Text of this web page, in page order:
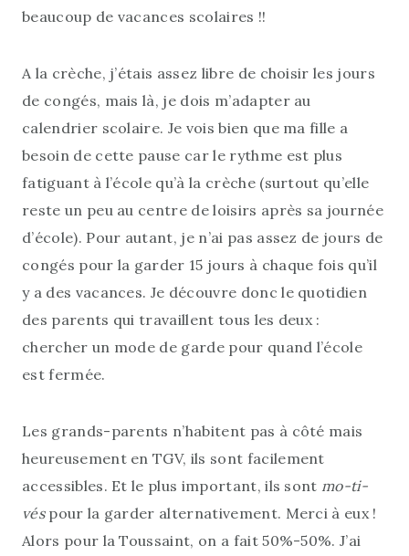
beaucoup de vacances scolaires !!
A la crèche, j’étais assez libre de choisir les jours
de congés, mais là, je dois m’adapter au
calendrier scolaire. Je vois bien que ma fille a
besoin de cette pause car le rythme est plus
fatiguant à l’école qu’à la crèche (surtout qu’elle
reste un peu au centre de loisirs après sa journée
d’école). Pour autant, je n’ai pas assez de jours de
congés pour la garder 15 jours à chaque fois qu’il
y a des vacances. Je découvre donc le quotidien
des parents qui travaillent tous les deux :
chercher un mode de garde pour quand l’école
est fermée.
Les grands-parents n’habitent pas à côté mais
heureusement en TGV, ils sont facilement
accessibles. Et le plus important, ils sont mo-ti-
véspour la garder alternativement. Merci à eux !
Alors pour la Toussaint, on a fait 50%-50%. J’ai